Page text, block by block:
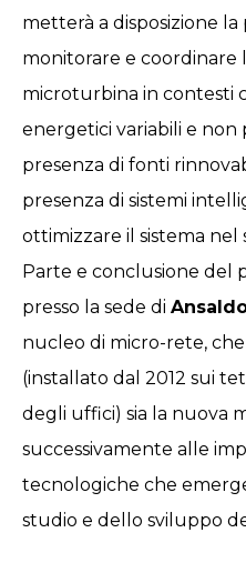
metterà a disposizione
monitorare e coordinare
microturbina in contesti
energetici variabili e non
presenza di fonti
presenza di sistemi
ottimizzare il sistema nel
Parte e conclusione del
presso la sede di
nucleo di micro-rete,
(installato dal 2012 sui
degli uffici) sia la nuova
successivamente alle
tecnologiche che
studio e dello sviluppo